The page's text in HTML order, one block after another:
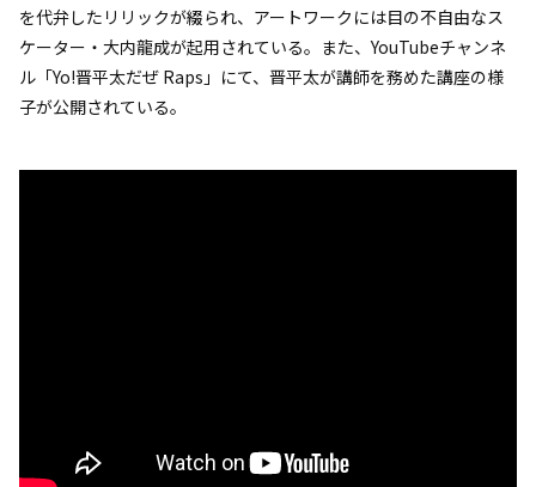
を代弁したリリックが綴られ、アートワークには目の不自由なス
ケーター・大内龍成が起用されている。また、YouTubeチャンネ
ル「Yo!晋平太だぜ Raps」にて、晋平太が講師を務めた講座の様
子が公開されている。